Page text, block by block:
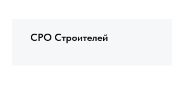
СРО Строителей